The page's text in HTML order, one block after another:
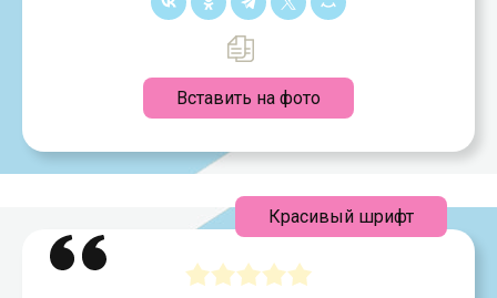
Вставить на фото
Красивый шрифт